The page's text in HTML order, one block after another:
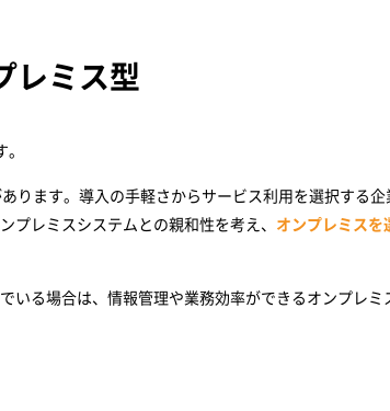
レミス型
ります。導入の手軽さからサービス利用を選択する企
レミスシステムとの親和性を考え、 オンプレミスを
いる場合は、情報管理や業務効率ができるオンプレミ